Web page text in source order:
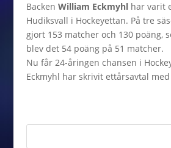
Backen William Eckmyhlhar varit
Hudiksvall i Hockeyettan. På tre
gjort 153 matcher och 130 poäng,
blev det 54 poäng på 51 matcher.
Nu får 24-åringen chansen i
Eckmyhl har skrivit ettårsavtal med